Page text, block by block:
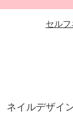
セル
ネイルデザイ